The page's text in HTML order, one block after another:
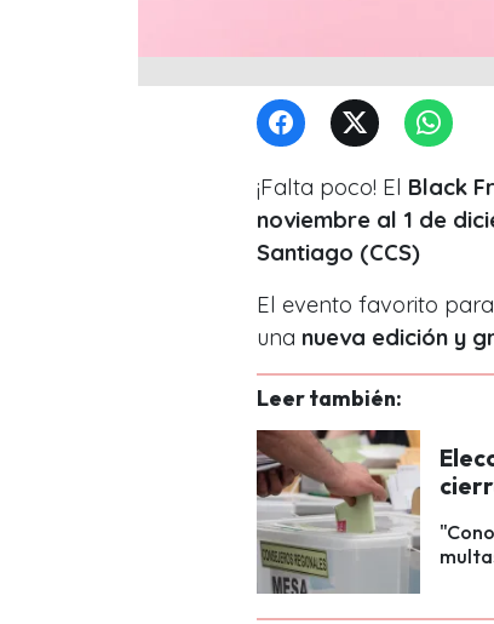
¡Falta poco! El Black
noviembre al 1 de
Santiago (CCS)
El evento favorito
una nueva edición y
Leer también: